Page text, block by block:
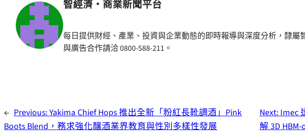
智經濟・商業新聞平台
每日提供財經、產業、投資與企業動態的即時報導與深度分析，隸屬
與廣告合作請洽 0800-588-211。
← Previous:Yakima Chief Hops 推出全新「粉紅長靴調酒」Pink
Boots Blend，務求強化釀酒業界教育與性別多樣性發展
Next:Imec
解 3D